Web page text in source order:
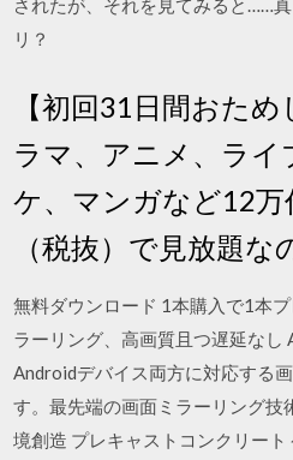
されたが、それを見てみると……
リ？
【初回31日間おた
ラマ、アニメ、ライ
ケ、マンガなど12万
（税抜）で見放題な
無料ダウンロード 1本購入で1本
ラーリング、高画質且つ遅延な
Androidデバイス両方に対応する
す。最先端の画面ミラーリング技
境創造 プレキャストコンクリート